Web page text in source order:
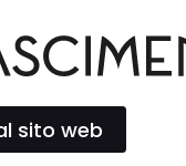
sito web